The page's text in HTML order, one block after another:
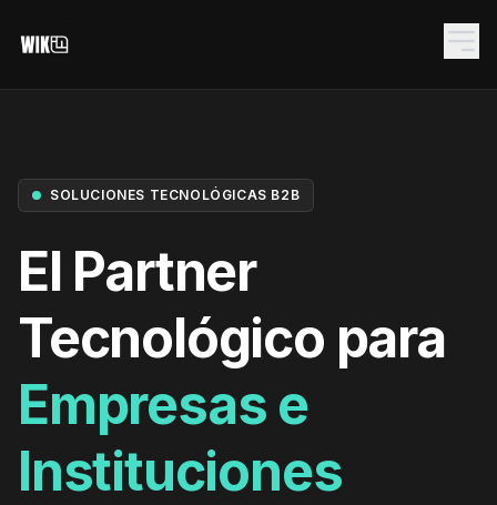
SOLUCIONES TECNOLÓGICAS B2B
El Partner
Tecnológico para
Empresas e
Instituciones